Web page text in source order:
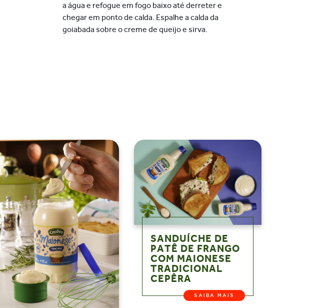
aágua e refogue em fogo baixo até derreter e
chegar em ponto de calda. Espalhe a calda da
goiabada sobre ocreme de queijo e sirva.
SANDUÍCHE DE
PATÊ DE FRANGO
COM MAIONESE
TRADICIONAL
CEPÊRA
SAIBA MAIS